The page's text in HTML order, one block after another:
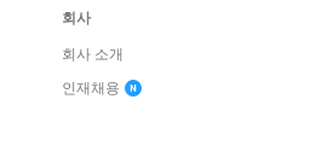
회사
회사 소개
인재채용